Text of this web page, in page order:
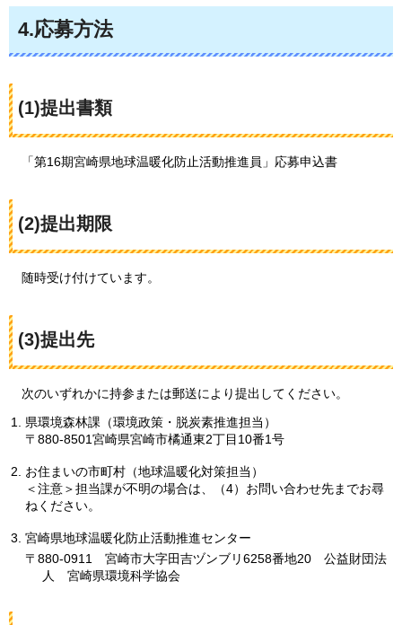
4.応募方法
(1)提出書類
「第16期宮崎県地球温暖化防止活動推進員」応募申込書
(2)提出期限
随時受け付けています。
(3)提出先
次のいずれかに持参または郵送により提出してください。
県環境森林課（環境政策・脱炭素推進担当）
〒880-8501宮崎県宮崎市橘通東2丁目10番1号
お住まいの市町村（地球温暖化対策担当）
＜注意＞担当課が不明の場合は、（4）お問い合わせ先までお尋
ねください。
宮崎県地球温暖化防止活動推進センター
〒880-0911
宮崎市大字田吉ヅンブリ6258番地20
公益財団法
人
宮崎県環境科学協会